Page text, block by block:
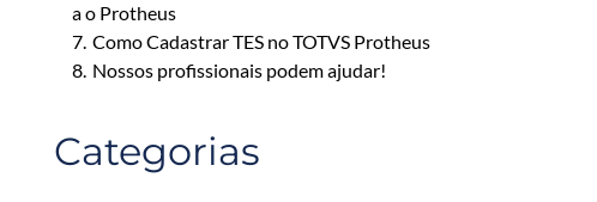
a o Protheus
7. Como Cadastrar TES no TOTVS Protheus
8. Nossos profissionais podem ajudar!
Categorias